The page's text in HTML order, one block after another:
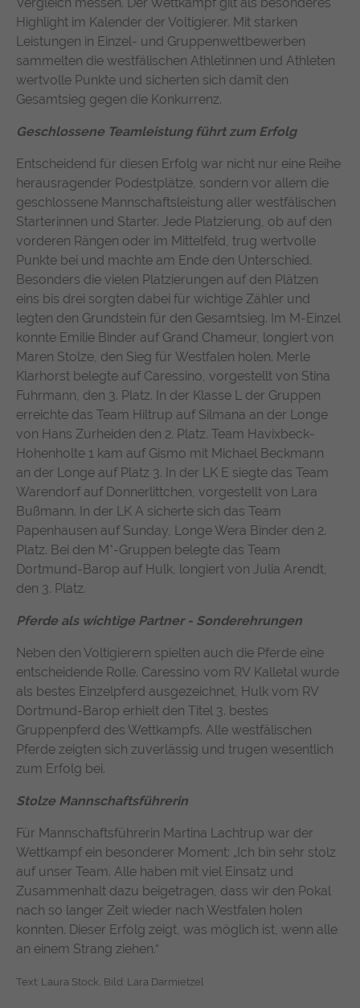
Highlight im Kalender der Voltigierer. Mit starken
Leistungen in Einzel- und Gruppenwettbewerben
sammelten die westfälischen Athletinnen und Athleten
wertvolle Punkte und sicherten sich damit den
Gesamtsieg gegen die Konkurrenz.
Geschlossene Teamleistung führt zum Erfolg
Entscheidend für diesen Erfolg war nicht nur eine Reihe
herausragender Podestplätze, sondern vor allem die
geschlossene Mannschaftsleistung aller westfälischen
Starterinnen und Starter. Jede Platzierung, ob auf den
vorderen Rängen oder im Mittelfeld, trug wertvolle
Punkte bei und machte am Ende den Unterschied.
Besonders die vielen Platzierungen auf den Plätzen
eins bis drei sorgten dabei für wichtige Zähler und
legten den Grundstein für den Gesamtsieg. Im M-Einzel
konnte Emilie Binder auf Grand Chameur, longiert von
Maren Stolze, den Sieg für Westfalen holen. Merle
Klarhorst belegte auf Caressino, vorgestellt von Stina
Fuhrmann, den 3. Platz. In der Klasse L der Gruppen
erreichte das Team Hiltrup auf Silmana an der Longe
von Hans Zurheiden den 2. Platz. Team Havixbeck-
Hohenholte 1 kam auf Gismo mit Michael Beckmann
an der Longe auf Platz 3. In der LK E siegte das Team
Warendorf auf Donnerlittchen, vorgestellt von Lara
Bußmann. In der LK A sicherte sich das Team
Papenhausen auf Sunday, Longe Wera Binder den 2.
Platz. Bei den M*-Gruppen belegte das Team
Dortmund-Barop auf Hulk, longiert von Julia Arendt,
den 3. Platz.
Pferde als wichtige Partner - Sonderehrungen
Neben den Voltigierern spielten auch die Pferde eine
entscheidende Rolle. Caressino vom RV Kalletal wurde
als bestes Einzelpferd ausgezeichnet, Hulk vom RV
Dortmund-Barop erhielt den Titel 3. bestes
Gruppenpferd des Wettkampfs. Alle westfälischen
Pferde zeigten sich zuverlässig und trugen wesentlich
zum Erfolg bei.
Stolze Mannschaftsführerin
Für Mannschaftsführerin Martina Lachtrup war der
Wettkampf ein besonderer Moment: „Ich bin sehr stolz
auf unser Team. Alle haben mit viel Einsatz und
Zusammenhalt dazu beigetragen, dass wir den Pokal
nach so langer Zeit wieder nach Westfalen holen
konnten. Dieser Erfolg zeigt, was möglich ist, wenn alle
an einem Strang ziehen.“
Text: Laura Stock, Bild: Lara Darmietzel
Anbieter TYPO3
Laufzeit 1 Jahr
Zweck
Enthält die gewählten Tracking-Optin-
Zweck
durchschnittliche Verweildauer auf der
Website und welche Seiten gelesen
wurden.
Name _pk_ses, _pk_cvar, _pk_hsr
Anbieter Matomo
Laufzeit 30 Minuten
Zweck
Wird von Matomo Analytics Platform
genutzt, um Seitenabrufe des Besuchers
während der Sitzung nachzuverfolgen.
suchen. Ihre Interaktionen werden anonymisiert, um Ihre
Privatsphäre zu schützen und gleichzeitig den Service zu
verbessern.
Name chatbase_anon_id
Anbieter Chatbase (https://www.chatbase.co)
Der Cookie unterstützt die Funktionalität
des Chatbots, indem er anonymisierte
Daten erfasst, um Ihre Erfahrung zu
verbessern und den Service für alle
Nutzer optimal zu gestalten.
Cookie-Informationen anzeigen
Bestimmte Funktionen dienen dazu, Inhalte oder Angebote
Google Maps) veröffentlicht sind, auch auf unserer
Webseite anzuzeigen und wiederzugeben.
Name YouTube
Anbieter
Google Ireland Limited, Gordon House,
Barrow Street, Dublin 4, Ireland
1 Jahr
Zweck
Wird verwendet, um YouTube-Inhalte zu
entsperren.
https://policies.google.com/privacy
Cookie-Informationen anzeigen